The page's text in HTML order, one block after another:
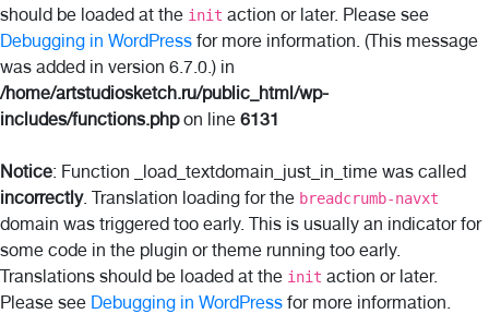
should be loaded at the init action or later. Please see
Debugging in WordPress for more information. (This message
was added in version 6.7.0.) in
/home/artstudiosketch.ru/public_html/wp-
includes/functions.phpon line 6131
Notice: Function _load_textdomain_just_in_time was called
incorrectly. Translation loading for the breadcrumb-navxt
domain was triggered too early. This is usually an indicator for
some code in the plugin or theme running too early.
Translations should be loaded at the init action or later.
Please see Debugging in WordPress for more information.